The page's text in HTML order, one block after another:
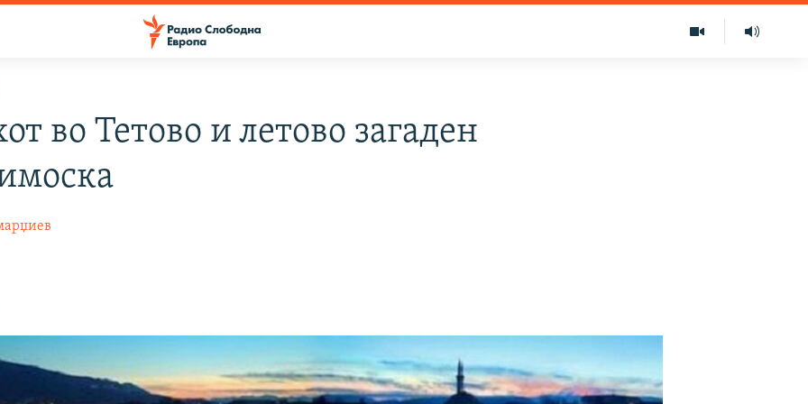
во Тетово и летово загаден